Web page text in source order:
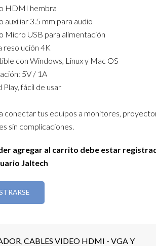
HDMI hembra
auxiliar 3.5 mm para audio
Micro USB para alimentación
resolución 4K
con Windows, Linux y Mac OS
5V / 1A
Play, fácil de usar
conectar tus equipos a monitores,
sin complicaciones.
agregar al carrito debe estar
Jaltech
,CABLES VIDEO HDMI - VGA Y